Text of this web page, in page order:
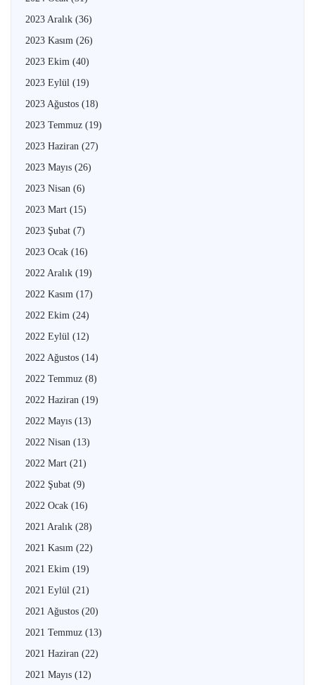
2023 Aralık (36)
2023 Kasım (26)
2023 Ekim (40)
2023 Eylül (19)
2023 Ağustos (18)
2023 Temmuz (19)
2023 Haziran (27)
2023 Mayıs (26)
2023 Nisan (6)
2023 Mart (15)
2023 Şubat (7)
2023 Ocak (16)
2022 Aralık (19)
2022 Kasım (17)
2022 Ekim (24)
2022 Eylül (12)
2022 Ağustos (14)
2022 Temmuz (8)
2022 Haziran (19)
2022 Mayıs (13)
2022 Nisan (13)
2022 Mart (21)
2022 Şubat (9)
2022 Ocak (16)
2021 Aralık (28)
2021 Kasım (22)
2021 Ekim (19)
2021 Eylül (21)
2021 Ağustos (20)
2021 Temmuz (13)
2021 Haziran (22)
2021 Mayıs (12)